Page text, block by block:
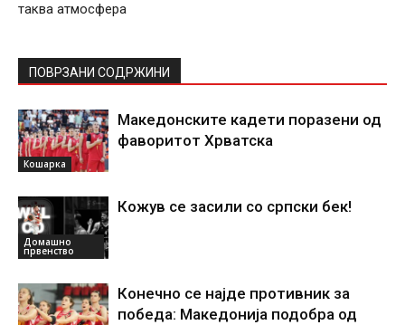
таква атмосфера
ПОВРЗАНИ СОДРЖИНИ
Кошарка
Македонските кадети поразени од
фаворитот Хрватска
Домашно
првенство
Кожув се засили со српски бек!
Конечно се најде противник за
победа: Македонија подобра од